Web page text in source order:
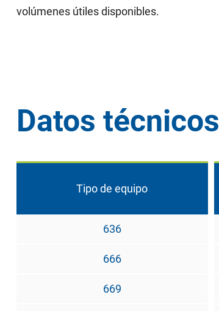
volúmenes útiles disponibles.
Datos técnicos
Tipo de equipo
636
666
669